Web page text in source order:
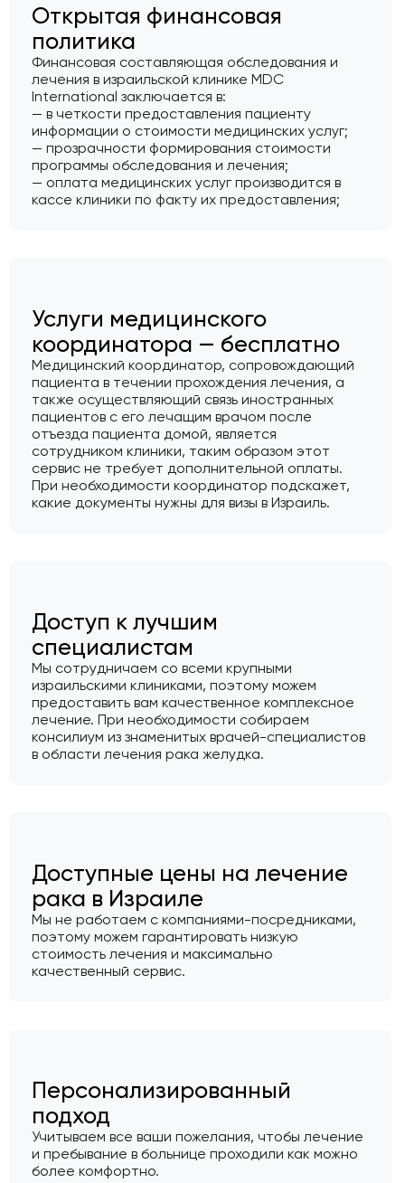
Открытая финансовая
политика
Финансовая составляющая обследования и
лечения в израильской клинике MDC
International заключается в:
— в четкости предоставления пациенту
информации о стоимости медицинских услуг;
— прозрачности формирования стоимости
программы обследования и лечения;
— оплата медицинских услуг производится в
кассе клиники по факту их предоставления;
Услуги медицинского
координатора — бесплатно
Медицинский координатор, сопровождающий
пациента в течении прохождения лечения, а
также осуществляющий связь иностранных
пациентов с его лечащим врачом после
отъезда пациента домой, является
сотрудником клиники, таким образом этот
сервис не требует дополнительной оплаты.
При необходимости координатор подскажет,
какие документы нужны для визы в Израиль.
Доступ к лучшим
специалистам
Мы сотрудничаем со всеми крупными
израильскими клиниками, поэтому можем
предоставить вам качественное комплексное
лечение. При необходимости собираем
консилиум из знаменитых врачей-специалистов
в области лечения рака желудка.
Доступные цены на лечение
рака в Израиле
Мы не работаем с компаниями-посредниками,
поэтому можем гарантировать низкую
стоимость лечения и максимально
качественный сервис.
Персонализированный
подход
Учитываем все ваши пожелания, чтобы лечение
и пребывание в больнице проходили как можно
более комфортно.